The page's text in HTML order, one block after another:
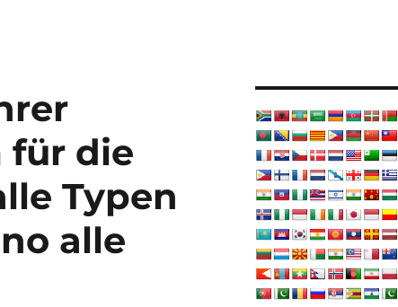
für die
Typen
alle